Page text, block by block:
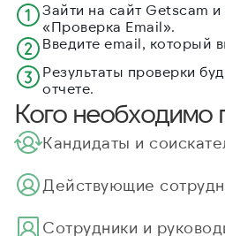
Зайти на сайт Getscam и
«Проверка Email».
Введите email, который
Результаты проверки
отчете.
Кого необходимо
Кандидаты и
Действующие
Cотрудники и